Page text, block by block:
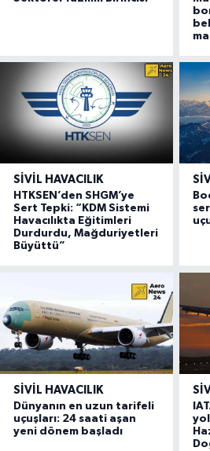
SIVIL HAVACILIK
HTKSEN’den SHGM’ye
Sert Tepki: “KDM Sistemi
Havacılıkta Eğitimleri
Durdurdu, Mağduriyetleri
Büyüttü”
SIVIL HAVACILIK
Dünyanın en uzun tarifeli
uçuşları: 24 saati aşan
yeni dönem başladı